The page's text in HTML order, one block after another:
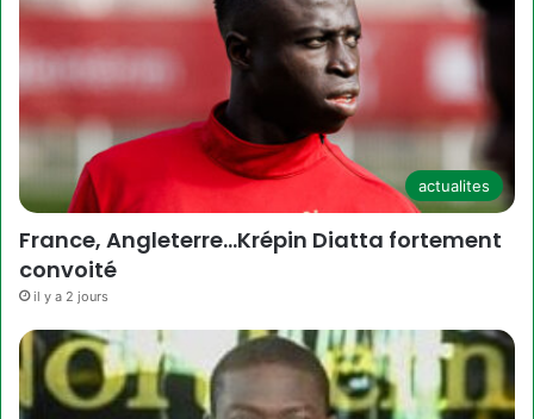
actualites
France, Angleterre…Krépin Diatta fortement
convoité
il y a 2 jours